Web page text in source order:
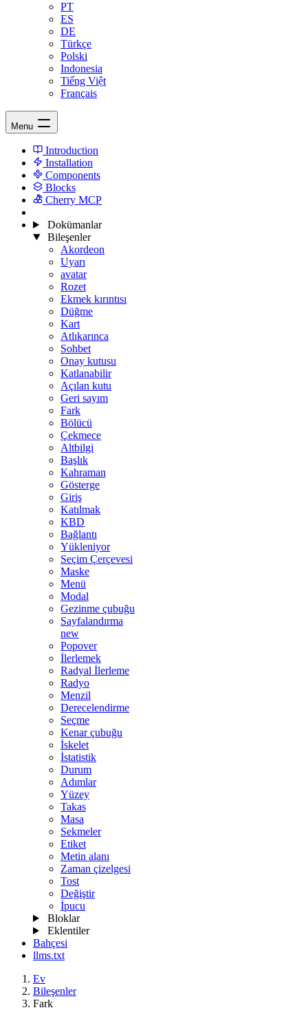
PT
ES
DE
Türkçe
Polski
Indonesia
Tiếng Việt
Français
Menu
Introduction
Installation
Components
Blocks
Cherry MCP
Dokümanlar
Bileşenler
Akordeon
Uyarı
avatar
Rozet
Ekmek kırıntısı
Düğme
Kart
Atlıkarınca
Sohbet
Onay kutusu
Katlanabilir
Açılan kutu
Geri sayım
Fark
Bölücü
Çekmece
Altbilgi
Başlık
Kahraman
Gösterge
Giriş
Katılmak
KBD
Bağlantı
Yükleniyor
Seçim Çerçevesi
Maske
Menü
Modal
Gezinme çubuğu
Sayfalandırma
new
Popover
İlerlemek
Radyal İlerleme
Radyo
Menzil
Derecelendirme
Seçme
Kenar çubuğu
İskelet
İstatistik
Durum
Adımlar
Yüzey
Takas
Masa
Sekmeler
Etiket
Metin alanı
Zaman çizelgesi
Tost
Değiştir
İpucu
Bloklar
Eklentiler
Bahçesi
llms.txt
Ev
Bileşenler
Fark